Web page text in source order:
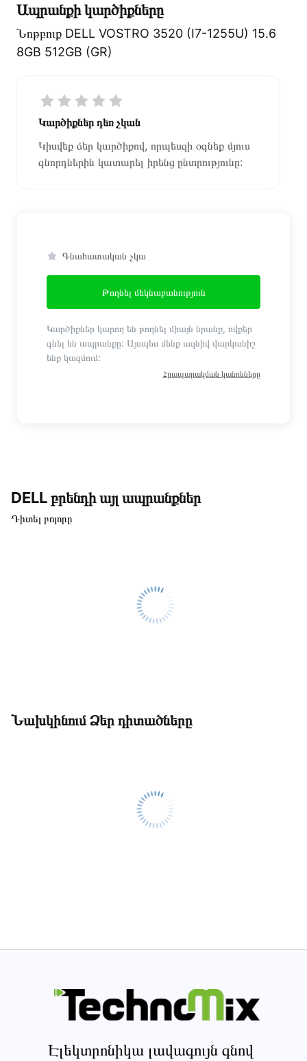
Ապրանքի կարծիքները
Նոթբուք DELL VOSTRO 3520 (I7-1255U) 15.6
8GB 512GB (GR)
Կարծիքներ դեռ չկան
Կիսվեք ձեր կարծիքով, որպեսզի օգնեք մյուս
գնորդներին կատարել իրենց ընտրությունը:
Գնահատական չկա
Թողնել մեկնաբանություն
Կարծիքներ կարող են թողնել միայն նրանք, ովքեր
գնել են ապրանքը: Այսպես մենք ազնիվ վարկանիշ
ենք կազմում:
Հրապարակման կանոնները
DELL բրենդի այլ ապրանքներ
Դիտել բոլորը
Նախկինում Ձեր դիտածները
Էլեկտրոնիկա լավագույն գնով